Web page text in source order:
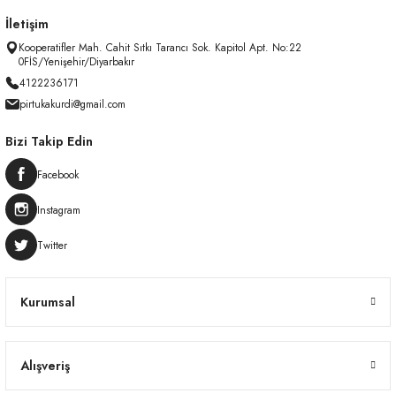
İletişim
Kooperatifler Mah. Cahit Sıtkı Tarancı Sok. Kapitol Apt. No:22
0FİS/Yenişehir/Diyarbakır
4122236171
pirtukakurdi@gmail.com
Kurumsal
Alışveriş
Bizi Takip Edin
Facebook
Instagram
Twitter